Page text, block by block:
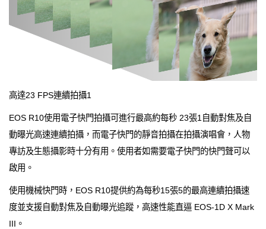
高達23 FPS連續拍攝1
EOS R10使用電子快門拍攝可進行最高約每秒 23張1自動對焦及自
動曝光高速連續拍攝，而電子快門的靜音拍攝在拍攝演唱會，人物
專訪及生態攝影時十分有用。使用者如需要電子快門的快門聲可以
啟用。
使用機械快門時，EOS R10提供約為每秒15張5的最高連續拍攝速
度並支援自動對焦及自動曝光追蹤，高速性能直逼 EOS-1D X Mark
III。